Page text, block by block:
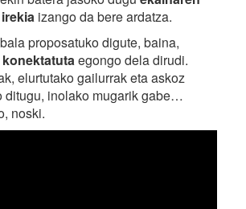
izango da bere ardatza.
proposatuko digute, baina,
egongo dela dirudi.
elurtutako gailurrak eta askoz
ditugu, inolako mugarik gabe…
noski.